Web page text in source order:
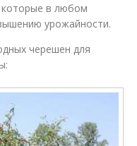
которые в любом
урожайности.
черешен для